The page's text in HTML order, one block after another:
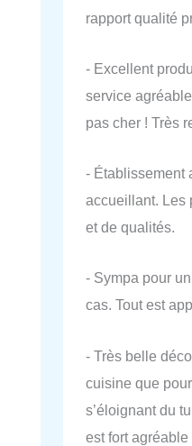
rapport qualité
- Excellent
service
pas cher ! Très
- Établissement
accueillant. Les
et de qualités.
- Sympa pour
cas. Tout est
- Très belle
cuisine que
s’éloignant du
est fort